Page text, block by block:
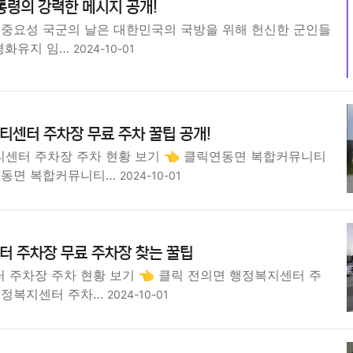
령의 강력한 메시지 공개!
요성 국군의 날은 대한민국의 국방을 위해 헌신한 군인들
화유지 임… 2024-10-01
센터 주차장 무료 주차 꿀팁 공개!
센터 주차장 주차 현황 보기 👈 클릭연동면 복합커뮤니티
면 복합커뮤니티… 2024-10-01
주차장 무료 주차장 찾는 꿀팁
주차장 주차 현황 보기 👈 클릭 전의면 행정복지센터 주
복지센터 주차… 2024-10-01